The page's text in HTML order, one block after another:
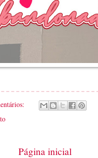
Página inicial